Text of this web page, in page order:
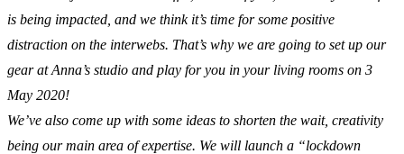
is being impacted, and we think it’s time for some positive
distraction on the interwebs. That’s why we are going to set up our
gear at Anna’s studio and play for you in your living rooms on 3
May 2020!
We’ve also come up with some ideas to shorten the wait, creativity
being our main area of expertise. We will launch a “lockdown